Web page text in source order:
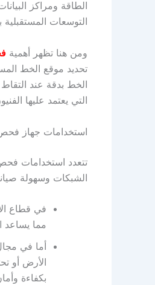
الطاقة ومراكز
التوسعات
ومن هنا تظهر أهمية
تحديد موقع الخط
الخط بدقة عند
التي يعتمد عليها
استخدامات جهاز
تتعدد استخدامات
الشبكات وسهولة
في قطاع
مما يساعد
أما في
الأرض أو
بكفاءة